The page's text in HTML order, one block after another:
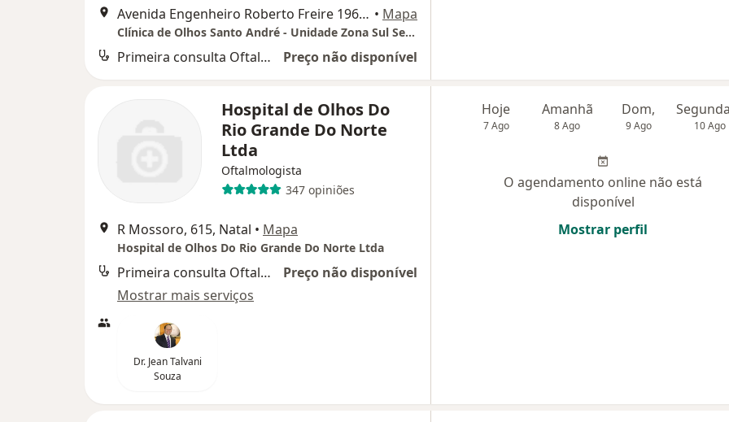
Avenida Engenheiro Roberto Freire 1962, Natal • Mapa
Clínica de Olhos Santo André - Unidade Zona Sul Seaway
Primeira consulta Oftalmologia Preço não disponível
Hospital de Olhos Do
Rio Grande Do Norte
Ltda
Oftalmologista
347 opiniões
R Mossoro, 615, Natal • Mapa
Hospital de Olhos Do Rio Grande Do Norte Ltda
Primeira consulta Oftalmologia
Preço não disponível
Mostrar mais serviços
Dr. Jean Talvani
Souza
Hoje
7 Ago
Amanhã
8 Ago
Dom,
9 Ago 10 Ago
O agendamento online não está
disponível
Mostrar perfil